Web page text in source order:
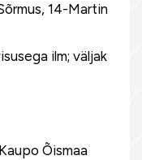
14-Martin
ilm; väljak
Õismaa